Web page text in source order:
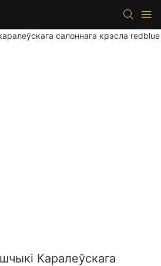
Каралеўскага